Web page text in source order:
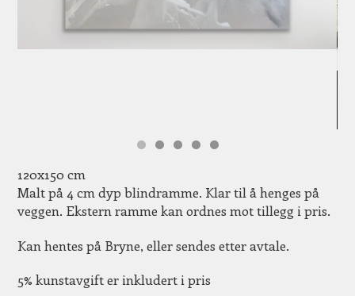
120x150 cm
Malt på 4 cm dyp blindramme. Klar til å henges på
veggen. Ekstern ramme kan ordnes mot tillegg i pris.
Kan hentes på Bryne, eller sendes etter avtale.
5% kunstavgift er inkludert i pris